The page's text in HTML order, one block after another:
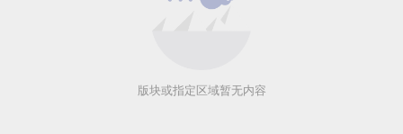
版块或指定区域暂无内容